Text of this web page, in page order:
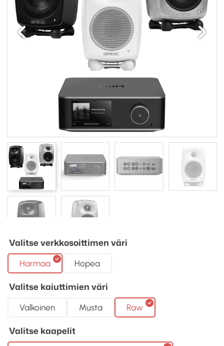
Edellinen
Valitse verkkosoittimen väri
Harmaa Hopea
Valitse kaiuttimien väri
Valkoinen Musta Raw
Valitse kaapelit